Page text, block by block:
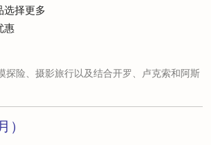
选择更多
惠
探险、摄影旅行以及结合开罗、卢克索和阿斯